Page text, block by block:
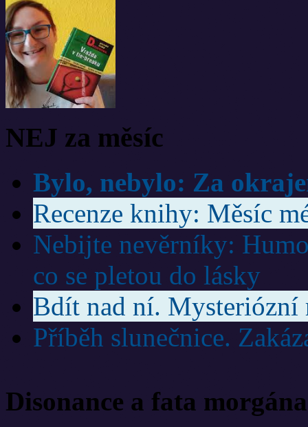
NEJ za měsíc
Bylo, nebylo: Za
Recenze knihy: Měsíc
Nebijte nevěrníky:
co se pletou do lásky
Bdít nad ní. Mysteriózní
Příběh slunečnice.
Disonance a fata morgána